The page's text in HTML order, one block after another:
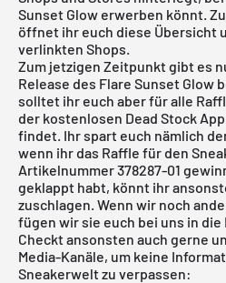
Sunset Glow erwerben könnt.
öffnet ihr euch diese Übersicht
verlinkten Shops.
Zum jetzigen Zeitpunkt gibt es
Release des Flare Sunset Glow
solltet ihr euch aber für alle
der kostenlosen Dead Stock App
findet. Ihr spart euch nämlich
wenn ihr das Raffle für den
Artikelnummer 378287-01
geklappt habt, könnt ihr
zuschlagen. Wenn wir noch
fügen wir sie euch bei uns in die
Checkt ansonsten auch gerne
Media-Kanäle, um keine
Sneakerwelt zu verpassen: